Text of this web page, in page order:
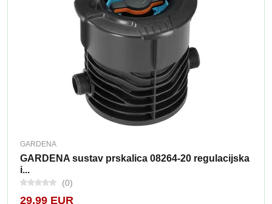
GARDENA
GARDENA sustav prskalica 08264-20 regulacijska
i...
(0)
29,99 EUR